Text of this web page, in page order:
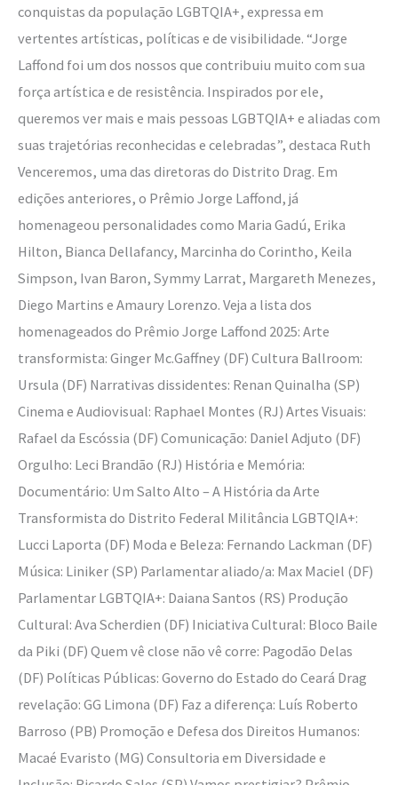
conquistas da população LGBTQIA+, expressa em
vertentes artísticas, políticas e de visibilidade. “Jorge
Laffond foi um dos nossos que contribuiu muito com sua
força artística e de resistência. Inspirados por ele,
queremos ver mais e mais pessoas LGBTQIA+ e aliadas com
suas trajetórias reconhecidas e celebradas”, destaca Ruth
Venceremos, uma das diretoras do Distrito Drag. Em
edições anteriores, o Prêmio Jorge Laffond, já
homenageou personalidades como Maria Gadú, Erika
Hilton, Bianca Dellafancy, Marcinha do Corintho, Keila
Simpson, Ivan Baron, Symmy Larrat, Margareth Menezes,
Diego Martins e Amaury Lorenzo. Veja a lista dos
homenageados do Prêmio Jorge Laffond 2025: Arte
transformista: Ginger Mc.Gaffney (DF) Cultura Ballroom:
Ursula (DF) Narrativas dissidentes: Renan Quinalha (SP)
Cinema e Audiovisual: Raphael Montes (RJ) Artes Visuais:
Rafael da Escóssia (DF) Comunicação: Daniel Adjuto (DF)
Orgulho: Leci Brandão (RJ) História e Memória:
Documentário: Um Salto Alto – A História da Arte
Transformista do Distrito Federal Militância LGBTQIA+:
Lucci Laporta (DF) Moda e Beleza: Fernando Lackman (DF)
Música: Liniker (SP) Parlamentar aliado/a: Max Maciel (DF)
Parlamentar LGBTQIA+: Daiana Santos (RS) Produção
Cultural: Ava Scherdien (DF) Iniciativa Cultural: Bloco Baile
da Piki (DF) Quem vê close não vê corre: Pagodão Delas
(DF) Políticas Públicas: Governo do Estado do Ceará Drag
revelação: GG Limona (DF) Faz a diferença: Luís Roberto
Barroso (PB) Promoção e Defesa dos Direitos Humanos:
Macaé Evaristo (MG) Consultoria em Diversidade e